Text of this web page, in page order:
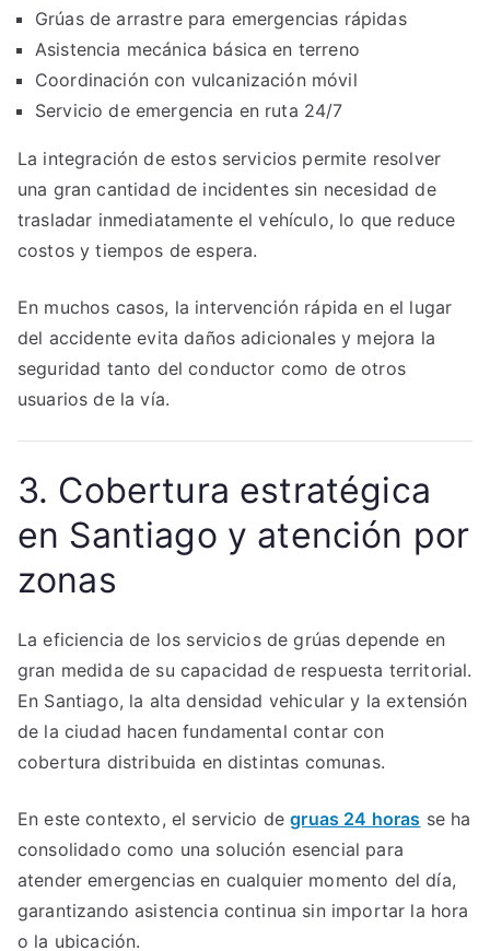
Grúas de arrastre para emergencias rápidas
Asistencia mecánica básica en terreno
Coordinación con vulcanización móvil
Servicio de emergencia en ruta 24/7
La integración de estos servicios permite resolver
una gran cantidad de incidentes sin necesidad de
trasladar inmediatamente el vehículo, lo que reduce
costos y tiempos de espera.
En muchos casos, la intervención rápida en el lugar
del accidente evita daños adicionales y mejora la
seguridad tanto del conductor como de otros
usuarios de la vía.
3. Cobertura estratégica
en Santiago y atención por
zonas
La eficiencia de los servicios de grúas depende en
gran medida de su capacidad de respuesta territorial.
En Santiago, la alta densidad vehicular y la extensión
de la ciudad hacen fundamental contar con
cobertura distribuida en distintas comunas.
En este contexto, el servicio degruas 24 horas se ha
consolidado como una solución esencial para
atender emergencias en cualquier momento del día,
garantizando asistencia continua sin importar la hora
o la ubicación.